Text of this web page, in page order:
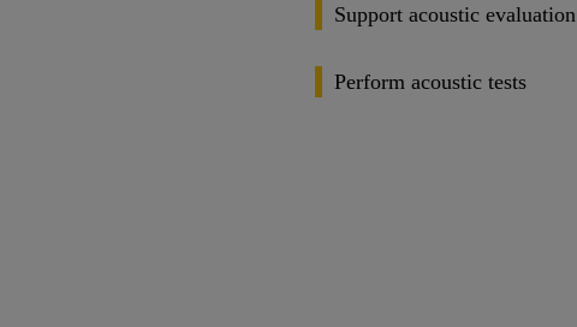
Support acoustic evaluation
Perform acoustic tests